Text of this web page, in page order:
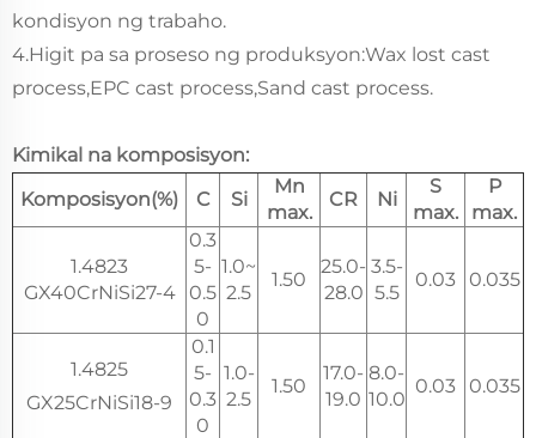
kondisyon ng trabaho.
4.Higit pa sa proseso ng produksyon:Wax lost cast
process,EPC cast process,Sand cast process.
Kimikal na komposisyon:
Komposisyon(%)
C Si
Mn
max.
CR Ni
S
max.
P
max.
1.4823
GX40CrNiSi27-4
0.3
5-
0.5
0
1.0~
2.5
1.50
25.0-
28.0
3.5-
5.5
0.03 0.035
1.4825
GX25CrNiSi18-9
0.1
5-
0.3
0
1.0-
2.5
1.50
17.0-
19.0
8.0-
10.0
0.03 0.035